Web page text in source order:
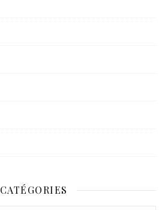
CATÉGORIES